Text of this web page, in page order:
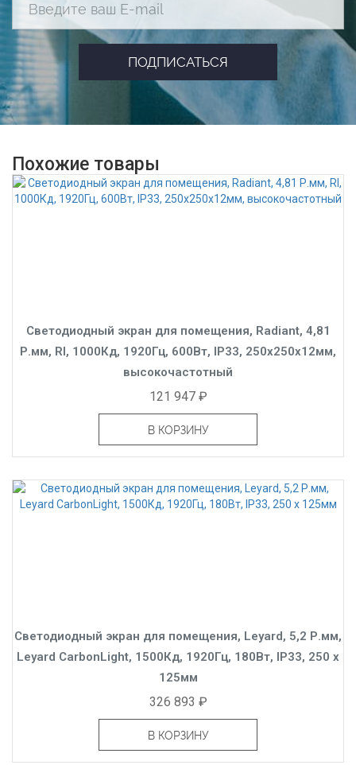
Похожие товары
Светодиодный экран для помещения, Radiant, 4,81
Р.мм, RI, 1000Кд, 1920Гц, 600Вт, IP33, 250x250x12мм,
высокочастотный
121 947 ₽
В КОРЗИНУ
Светодиодный экран для помещения, Leyard, 5,2 Р.мм,
Leyard CarbonLight, 1500Кд, 1920Гц, 180Вт, IP33, 250 x
125мм
326 893 ₽
В КОРЗИНУ